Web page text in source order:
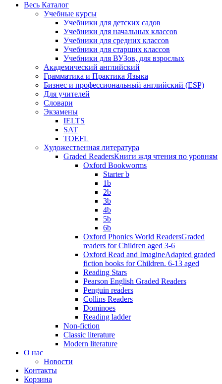
Весь Каталог
Учебные курсы
Учебники для детских садов
Учебники для начальных классов
Учебники для средних классов
Учебники для старших классов
Учебники для ВУЗов, для взрослых
Академический английский
Грамматика и Практика Языка
Бизнес и профессиональный английский (ESP)
Для учителей
Словари
Экзамены
IELTS
SAT
TOEFL
Художественная литература
Graded ReadersКниги ждя чтения по уровням
Oxford Bookworms
Starter b
1b
2b
3b
4b
5b
6b
Oxford Phonics World ReadersGraded
readers for Children aged 3-6
Oxford Read and ImagineAdapted graded
fiction books for Children. 6-13 aged
Reading Stars
Pearson English Graded Readers
Penguin readers
Collins Readers
Dominoes
Reading ladder
Non-fiction
Classic literature
Modern literature
О нас
Новости
Контакты
Корзина